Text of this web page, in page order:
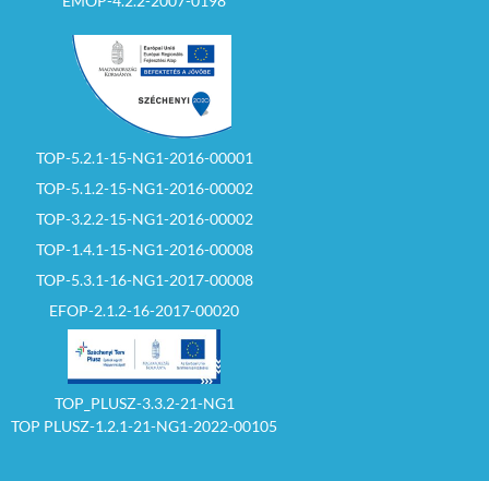
TOP-5.2.1-15-NG1-2016-00001
TOP-5.1.2-15-NG1-2016-00002
TOP-3.2.2-15-NG1-2016-00002
TOP-1.4.1-15-NG1-2016-00008
TOP-5.3.1-16-NG1-2017-00008
EFOP-2.1.2-16-2017-00020
TOP_PLUSZ-3.3.2-21-NG1
TOP PLUSZ-1.2.1-21-NG1-2022-00105